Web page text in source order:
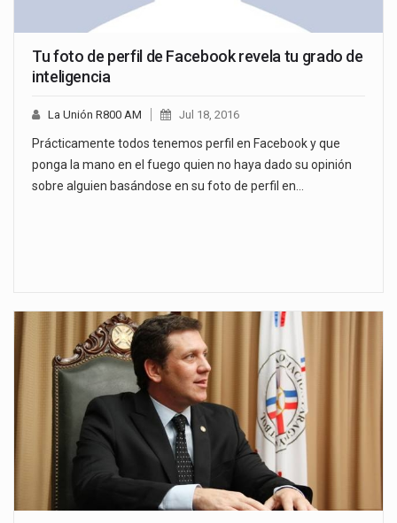
Tu foto de perfil de Facebook revela tu grado de
inteligencia
La Unión R800 AM Jul 18, 2016
Prácticamente todos tenemos perfil en Facebook y que
ponga la mano en el fuego quien no haya dado su opinión
sobre alguien basándose en su foto de perfil en…